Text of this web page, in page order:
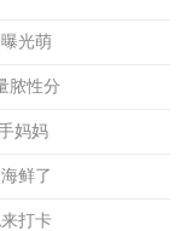
光萌
脓性分
妈妈
鲜了
打卡